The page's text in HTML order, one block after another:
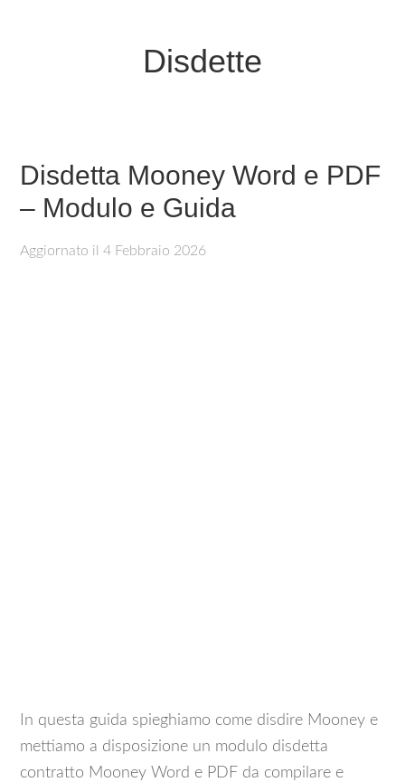
Disdette
Disdetta Mooney Word e PDF
– Modulo e Guida
Aggiornato il4 Febbraio 2026
In questa guida spieghiamo come disdire Mooney e
mettiamo a disposizione un modulo disdetta
contratto Mooney Word e PDF da compilare e